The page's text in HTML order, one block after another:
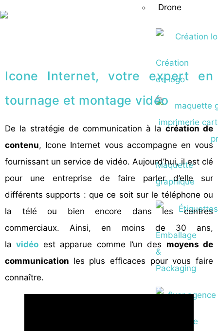
Drone
Création
de logo
Maquette
graphique
Emballage
&
Packaging
Graphisme
Icone Internet, votre expert en
tournage et montage vidéo
De la stratégie de communication à la création de
contenu, Icone Internet vous accompagne en vous
fournissant un service de vidéo. Aujourd’hui, il est clé
pour une entreprise de faire parler d’elle sur
différents supports : que ce soit sur le téléphone ou
la télé ou bien encore dans les centres
commerciaux. Ainsi, en moins de 30 ans,
lavidéo est apparue comme l’un des moyens de
communication les plus efficaces pour vous faire
connaître.